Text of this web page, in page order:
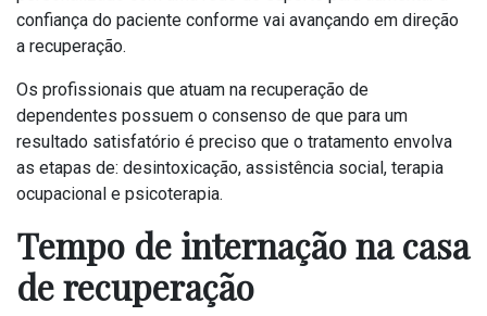
confiança do paciente conforme vai avançando em direção
a recuperação.
Os profissionais que atuam na recuperação de
dependentes possuem o consenso de que para um
resultado satisfatório é preciso que o tratamento envolva
as etapas de: desintoxicação, assistência social, terapia
ocupacional e psicoterapia.
Tempo de internação na casa
de recuperação